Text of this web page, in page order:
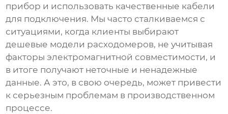
прибор и использовать качественные кабели
для подключения. Мы часто сталкиваемся с
ситуациями, когда клиенты выбирают
дешевые модели расходомеров, не учитывая
факторы электромагнитной совместимости, и
в итоге получают неточные и ненадежные
данные. А это, в свою очередь, может привести
к серьезным проблемам в производственном
процессе.